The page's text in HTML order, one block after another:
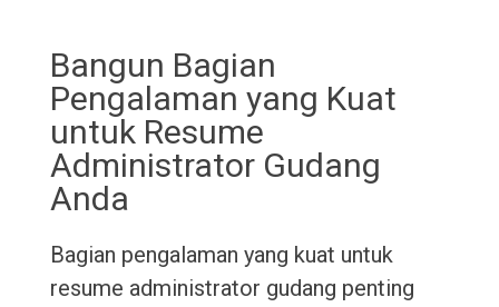
Bangun Bagian
Pengalaman yang Kuat
untuk Resume
Administrator Gudang
Anda
Bagian pengalaman yang kuat untuk
resume administrator gudang penting